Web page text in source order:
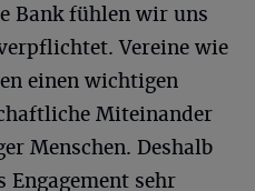
Bank fühlen wir uns
Vereine wie
einen wichtigen
Miteinander
Menschen. Deshalb
sehr